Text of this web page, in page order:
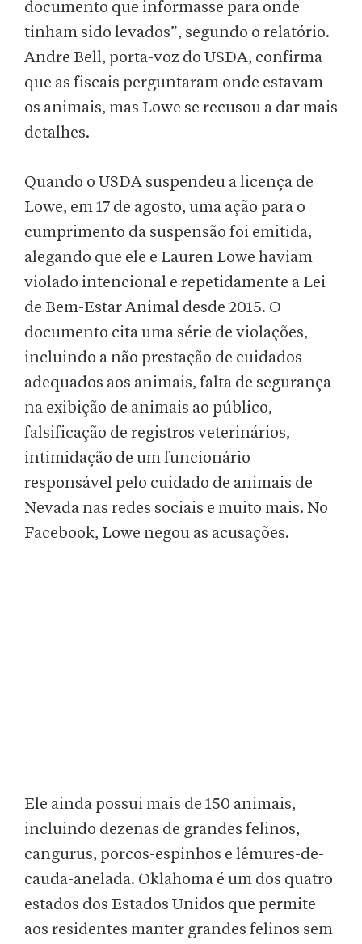
documento que informasse para onde
tinham sido levados”, segundo o relatório.
Andre Bell, porta-voz do USDA, confirma
que as fiscais perguntaram onde estavam
os animais, mas Lowe se recusou a dar mais
detalhes.
Quando o USDA suspendeu a licença de
Lowe, em 17 de agosto, uma ação para o
cumprimento da suspensão foi emitida,
alegando que ele e Lauren Lowe haviam
violado intencional e repetidamente a Lei
de Bem-Estar Animal desde 2015. O
documento cita uma série de violações,
incluindo a não prestação de cuidados
adequados aos animais, falta de segurança
na exibição de animais ao público,
falsificação de registros veterinários,
intimidação de um funcionário
responsável pelo cuidado de animais de
Nevada nas redes sociais e muito mais. No
Facebook, Lowe negou as acusações.
Ele ainda possui mais de 150 animais,
incluindo dezenas de grandes felinos,
cangurus, porcos-espinhos e lêmures-de-
cauda-anelada. Oklahoma é um dos quatro
estados dos Estados Unidos que permite
aos residentes manter grandes felinos sem